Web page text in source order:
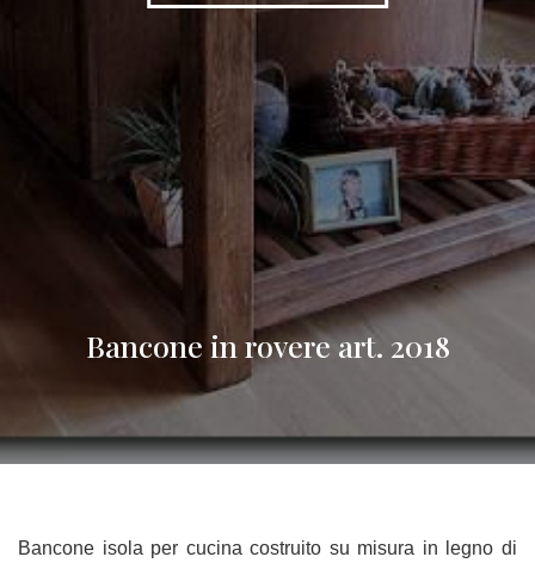
Bancone in rovere art. 2018
Bancone isola per cucina costruito su misura in legno di